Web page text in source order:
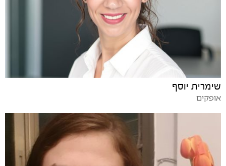
שימרית יוסף
אופקים